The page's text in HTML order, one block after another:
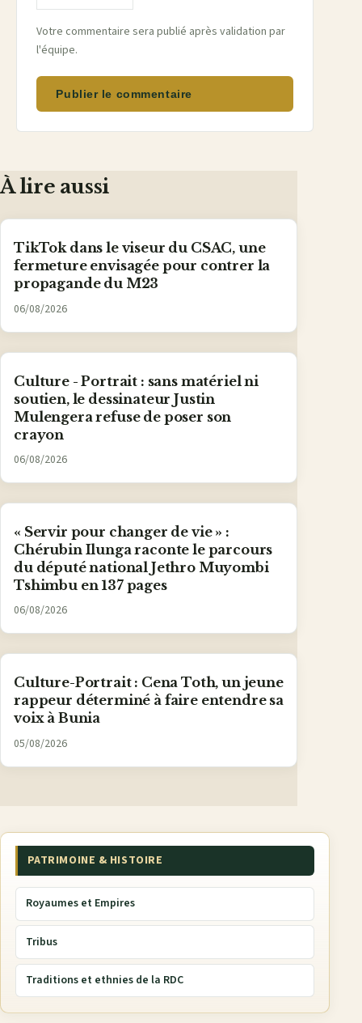
Votre commentaire sera publié après validation par
l'équipe.
Publier le commentaire
À lire aussi
TikTok dans le viseur du CSAC, une
fermeture envisagée pour contrer la
propagande du M23
06/08/2026
Culture - Portrait : sans matériel ni
soutien, le dessinateur Justin
Mulengera refuse de poser son
crayon
06/08/2026
« Servir pour changer de vie » :
Chérubin Ilunga raconte le parcours
du député national Jethro Muyombi
Tshimbu en 137 pages
06/08/2026
Culture-Portrait : Cena Toth, un jeune
rappeur déterminé à faire entendre sa
voix à Bunia
05/08/2026
PATRIMOINE & HISTOIRE
Royaumes et Empires
Tribus
Traditions et ethnies de la RDC